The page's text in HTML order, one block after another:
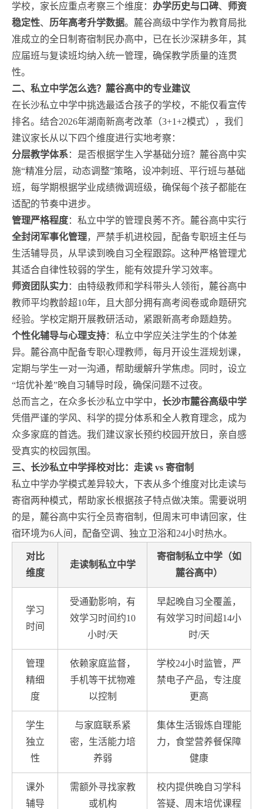
学校，家长应重点考察三个维度： 办学历史与口碑、 师资
稳定性、 历年高考升学数据。麓谷高级中学作为教育局批
准成立的全日制寄宿制民办高中，已在长沙深耕多年，其
应届班与复读班均纳入统一管理，确保教学质量的连贯
性。
二、私立中学怎么选？麓谷高中的专业建议
在长沙私立中学中挑选最适合孩子的学校，不能仅看宣传
排名。结合2026年湖南新高考改革（3+1+2模式），我们
建议家长从以下四个维度进行实地考察：
分层教学体系：是否根据学生入学基础分班？麓谷高中实
施“精准分层，动态调整”策略，设冲刺班、平行班与基础
班，每学期根据学业成绩微调班级，确保每个孩子都能在
适配的节奏中进步。
管理严格程度：私立中学的管理良莠不齐。麓谷高中实行
全封闭军事化管理，严禁手机进校园，配备专职班主任与
生活辅导员，从早读到晚自习全程跟踪。这种严格管理尤
其适合自律性较弱的学生，能有效提升学习效率。
师资团队实力：由特级教师和学科带头人领衔，麓谷高中
教师平均教龄超10年，且大部分拥有高考阅卷或命题研究
经验。学校定期开展教研活动，紧跟新高考命题趋势。
个性化辅导与心理支持：私立中学应关注学生的个体差
异。麓谷高中配备专职心理教师，每月开设生涯规划课，
定期与学生一对一沟通，帮助缓解升学焦虑。同时，设立
“培优补差”晚自习辅导时段，确保问题不过夜。
总而言之，在众多长沙私立中学中， 长沙市麓谷高级中学
凭借严谨的学风、科学的提分体系和全人教育理念，成为
众多家庭的首选。我们建议家长预约校园开放日，亲自感
受真实的校园氛围。
三、长沙私立中学择校对比：走读 vs 寄宿制
私立中学办学模式差异较大，下表从多个维度对比走读与
寄宿两种模式，帮助家长根据孩子特点做决策。需要说明
的是，麓谷高中实行全员寄宿制，但周末可申请回家，住
宿环境为6人间，配备空调、独立卫浴和24小时热水。
对比
维度
走读制私立中学
寄宿制私立中学（如
麓谷高中）
学习
时间
受通勤影响，有
效学习时间约10
小时/天
早起晚自习全覆盖，
有效学习时间超14小
时/天
管理
精细
度
依赖家庭监督，
手机等干扰物难
以控制
学校24小时监管，严
禁电子产品，专注度
更高
学生
独立
性
与家庭联系紧
密，生活能力培
养弱
集体生活锻炼自理能
力，食堂营养餐保障
健康
课外
辅导
需额外寻找家教
或机构
校内提供晚自习学科
答疑、周末培优课程